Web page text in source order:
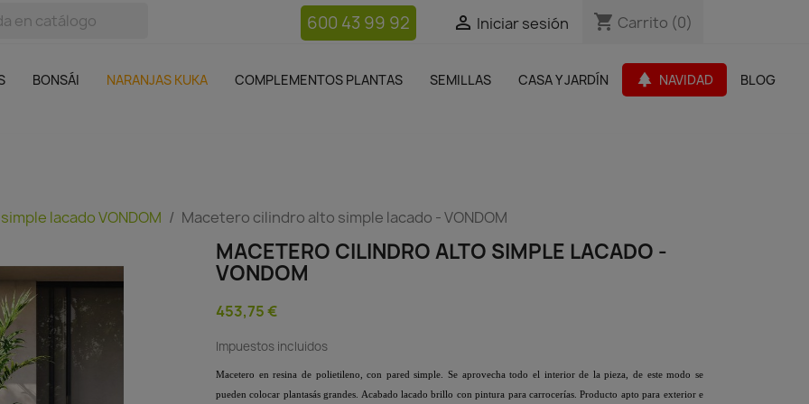
 Iniciar sesión shopping_cart Carrito (0)
600 43 99 92  Iniciar sesión shopping_cart Carrito (0)
BONSÁI NARANJAS KUKA COMPLEMENTOS PLANTAS SEMILLAS CASA Y JARDÍN park NAVIDAD BLOG
Complementos plantas Muebles Jardín
lacado VONDOM Macetero cilindro alto simple lacado - VONDOM
MACETERO CILINDRO ALTO SIMPLE LACADO -
VONDOM
453,75 €
Impuestos incluidos
Macetero en resina de polietileno, con pared simple. Se aprovecha todo el interior de la pieza, de este modo se
pueden colocar plantasás grandes. Acabado lacado brillo con pintura para carrocerías. Producto apto para exterior e